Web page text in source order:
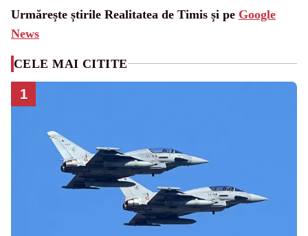
Urmărește știrile Realitatea de Timis și pe Google
News
CELE MAI CITITE
1